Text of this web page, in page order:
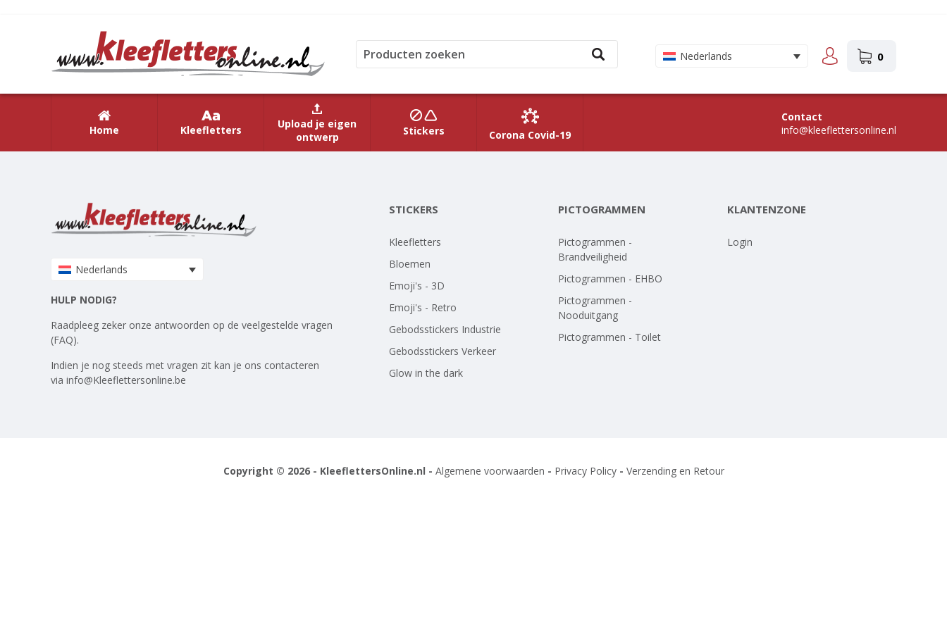
Nederlands 0
Home Kleefletters
Upload je eigen
ontwerp
Stickers Corona Covid-19
Contact
info@kleeflettersonline.nl
Nederlands
HULP NODIG?
Raadpleeg zeker onze antwoorden op de veelgestelde vragen
(FAQ).
Indien je nog steeds met vragen zit kan je ons contacteren
via info@Kleeflettersonline.be
STICKERS
Kleefletters
Bloemen
Emoji's - 3D
Emoji's - Retro
Gebodsstickers Industrie
Gebodsstickers Verkeer
Glow in the dark
PICTOGRAMMEN
Pictogrammen -
Brandveiligheid
Pictogrammen - EHBO
Pictogrammen -
Nooduitgang
Pictogrammen - Toilet
KLANTENZONE
Login
Copyright © 2026 - KleeflettersOnline.nl - Algemene voorwaarden - Privacy Policy- Verzending en Retour